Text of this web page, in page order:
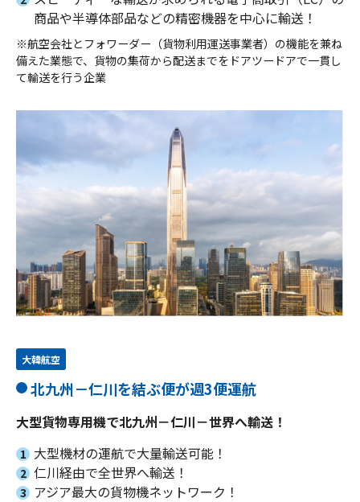
商品や半導体部品などの精密機器を中心に輸送！
※航空会社とフォワーダー（貨物利用運送事業者）の機能を兼ね
備えた業態で、貨物の集荷から配送までをドアツードアで一貫し
て輸送を行う企業
大韓航空
北九州－仁川を結ぶ便が週3便運航
大型貨物専用機で北九州－仁川－世界へ輸送！
1 大型機材の運航で大量輸送可能！
2 仁川経由で全世界へ輸送！
3 アジア最大の貨物機ネットワーク！